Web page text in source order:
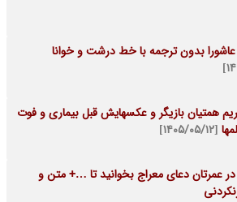
بدون ترجمه با خط درشت و خوانا
همتیان بازیگر و عکسهایش قبل بیماری و فوت
[۱۴۰۵/۰۵/۱۲]
در عمرتان دعای معراج بخوانید تا …+ متن و